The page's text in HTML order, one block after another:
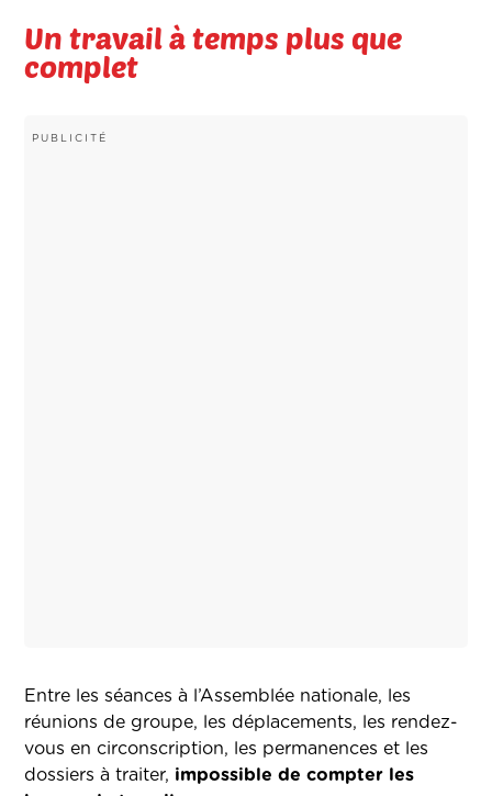
Un travail à temps plus que
complet
Entre les séances à l’Assemblée nationale, les
réunions de groupe, les déplacements, les rendez-
vous en circonscription, les permanences et les
dossiers à traiter, impossible de compter les